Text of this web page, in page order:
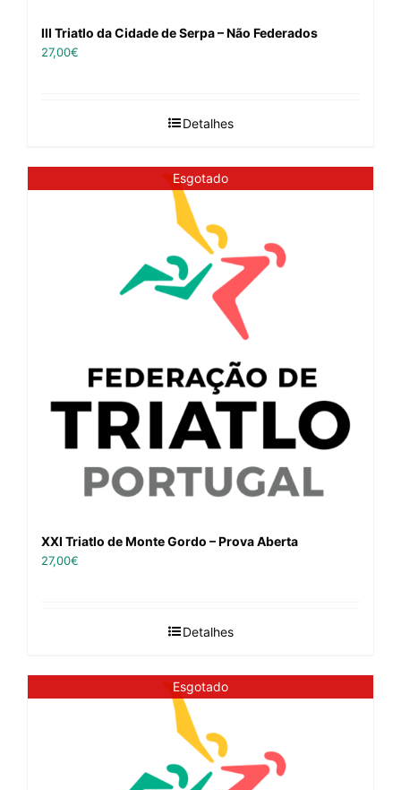
III Triatlo da Cidade de Serpa – Não Federados
27,00€
Detalhes
Esgotado
XXI Triatlo de Monte Gordo – Prova Aberta
27,00€
Detalhes
Esgotado